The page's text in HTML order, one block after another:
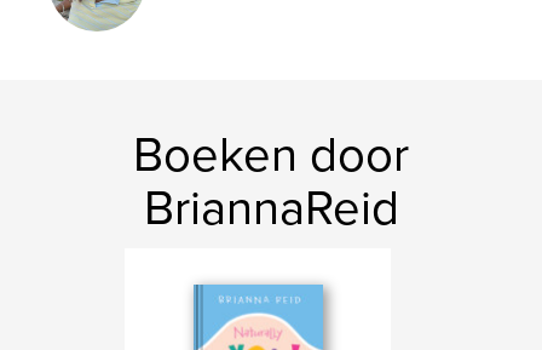
Boeken door
BriannaReid